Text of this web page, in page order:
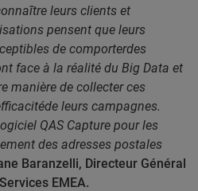
leurs clients et
pensent que leurs
ceptibles de comporterdes
face à la réalité du Big Data et
manière de collecter ces
leurs campagnes.
QAS Capture pour les
des adresses postales
Baranzelli, Directeur Général
EMEA.